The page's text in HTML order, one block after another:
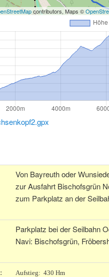
contributors, Maps ©
Von Bayreuth oder
zur Ausfahrt Bischofsgrün
zum Parkplatz an der
Parkplatz bei der Seilbahn
Navi: Bischofsgrün,
Aufstieg: 430 Hm